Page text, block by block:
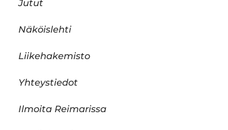
Jutut
Näköislehti
Liikehakemisto
Yhteystiedot
Ilmoita Reimarissa